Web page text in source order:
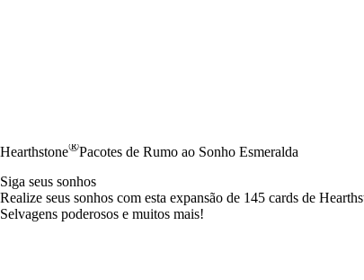
Hearthstone®Pacotes de Rumo ao Sonho Esmeralda
Siga seus sonhos
Realize seus sonhos com esta expansão de 145 cards de
Selvagens poderosos e muitos mais!